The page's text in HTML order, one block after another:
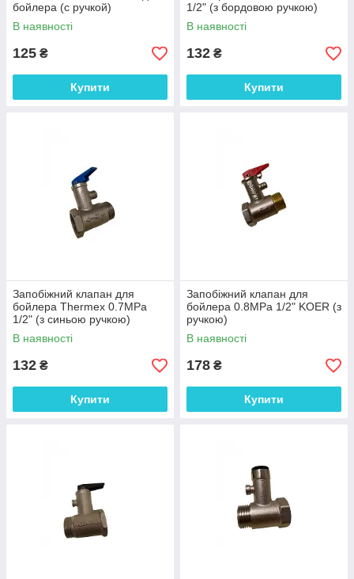
бойлера (с ручкой)
В наявності
125 ₴
Купити
1/2" (з бордовою ручкою)
В наявності
132 ₴
Купити
Запобіжний клапан для
бойлера Thermex 0.7MPa
1/2" (з синьою ручкою)
В наявності
132 ₴
Купити
Запобіжний клапан для
бойлера 0.8MPa 1/2" KOER (з
ручкою)
В наявності
178 ₴
Купити